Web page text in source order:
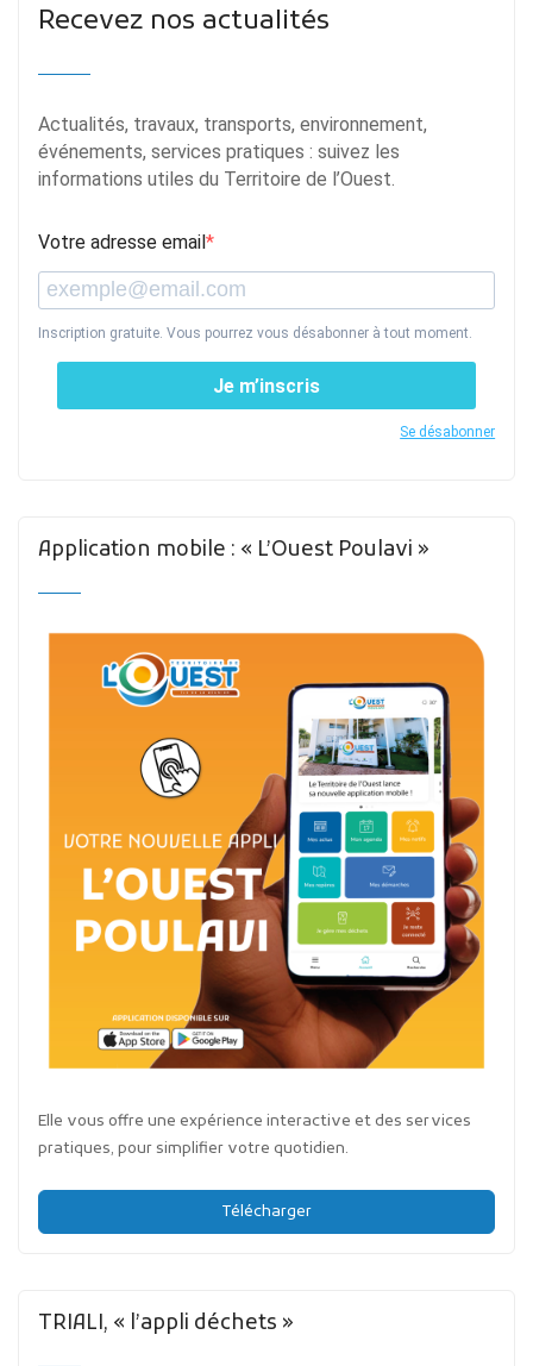
Recevez nos actualités
Actualités, travaux, transports, environnement,
événements, services pratiques : suivez les
informations utiles du Territoire de l’Ouest.
Votre adresse email
Inscription gratuite. Vous pourrez vous désabonner à tout moment.
Je m’inscris
Se désabonner
Application mobile : « L’Ouest Poulavi »
Elle vous offre une expérience interactive et des services
pratiques, pour simplifier votre quotidien.
Télécharger
TRIALI, « l’appli déchets »